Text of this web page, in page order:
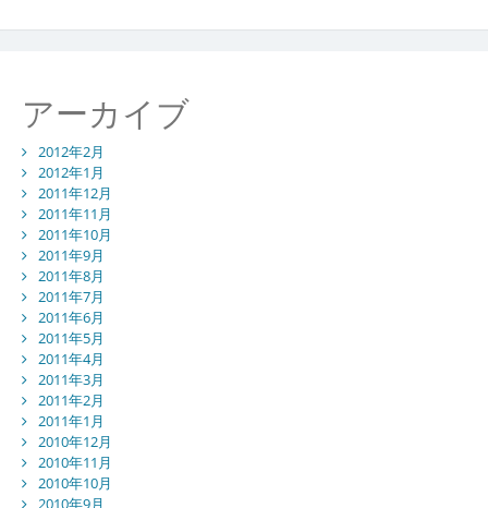
アーカイブ
2012年2月
2012年1月
2011年12月
2011年11月
2011年10月
2011年9月
2011年8月
2011年7月
2011年6月
2011年5月
2011年4月
2011年3月
2011年2月
2011年1月
2010年12月
2010年11月
2010年10月
2010年9月